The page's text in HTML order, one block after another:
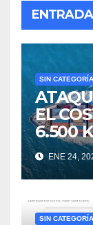
SIN CATEGORÍA
EL
6.500
ENE 24,
SIN CATEGORÍA